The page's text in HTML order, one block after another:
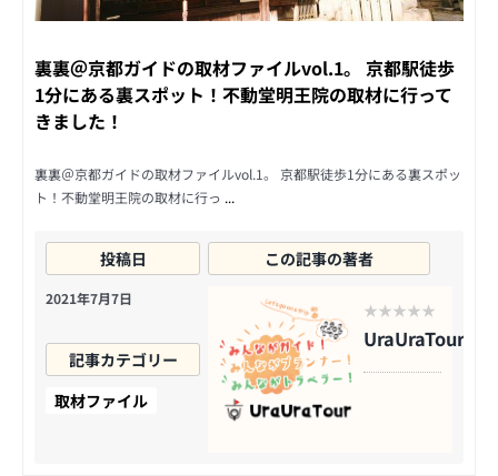
裏裏＠京都ガイドの取材ファイルvol.1。 京都駅徒歩
1分にある裏スポット！不動堂明王院の取材に行って
きました！
裏裏＠京都ガイドの取材ファイルvol.1。 京都駅徒歩1分にある裏スポッ
ト！不動堂明王院の取材に行っ ...
投稿日
2021年7月7日
記事カテゴリー
取材ファイル
この記事の著者
UraUraTour